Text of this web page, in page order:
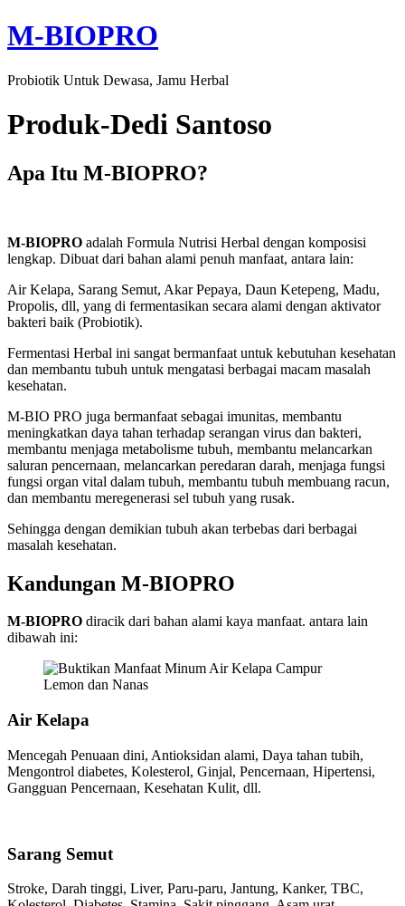
M-BIOPRO
Probiotik Untuk Dewasa, Jamu Herbal
Produk-Dedi Santoso
Apa Itu M-BIOPRO?
M-BIOPRO adalah Formula Nutrisi Herbal dengan komposisi
lengkap. Dibuat dari bahan alami penuh manfaat, antara lain:
Air Kelapa, Sarang Semut, Akar Pepaya, Daun Ketepeng, Madu,
Propolis, dll, yang di fermentasikan secara alami dengan aktivator
bakteri baik (Probiotik).
Fermentasi Herbal ini sangat bermanfaat untuk kebutuhan kesehatan
dan membantu tubuh untuk mengatasi berbagai macam masalah
kesehatan.
M-BIO PRO juga bermanfaat sebagai imunitas, membantu
meningkatkan daya tahan terhadap serangan virus dan bakteri,
membantu menjaga metabolisme tubuh, membantu melancarkan
saluran pencernaan, melancarkan peredaran darah, menjaga fungsi
fungsi organ vital dalam tubuh, membantu tubuh membuang racun,
dan membantu meregenerasi sel tubuh yang rusak.
Sehingga dengan demikian tubuh akan terbebas dari berbagai
masalah kesehatan.
Kandungan M-BIOPRO
M-BIOPRO diracik dari bahan alami kaya manfaat. antara lain
dibawah ini:
Air Kelapa
Mencegah Penuaan dini, Antioksidan alami, Daya tahan tubih,
Mengontrol diabetes, Kolesterol, Ginjal, Pencernaan, Hipertensi,
Gangguan Pencernaan, Kesehatan Kulit, dll.
Sarang Semut
Stroke, Darah tinggi, Liver, Paru-paru, Jantung, Kanker, TBC,